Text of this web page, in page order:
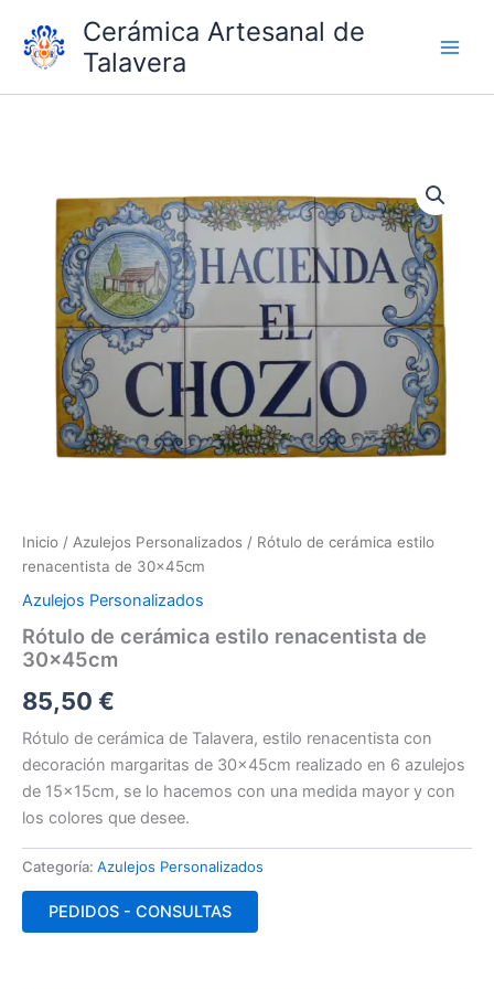
contenido
Cerámica Artesanal de
Talavera
Inicio / Azulejos Personalizados / Rótulo de cerámica estilo
renacentista de 30x45cm
Azulejos Personalizados
Rótulo de cerámica estilo renacentista de
30x45cm
85,50 €
Rótulo de cerámica de Talavera, estilo renacentista con
decoración margaritas de 30x45cm realizado en 6 azulejos
de 15x15cm, se lo hacemos con una medida mayor y con
los colores que desee.
Categoría: Azulejos Personalizados
PEDIDOS - CONSULTAS